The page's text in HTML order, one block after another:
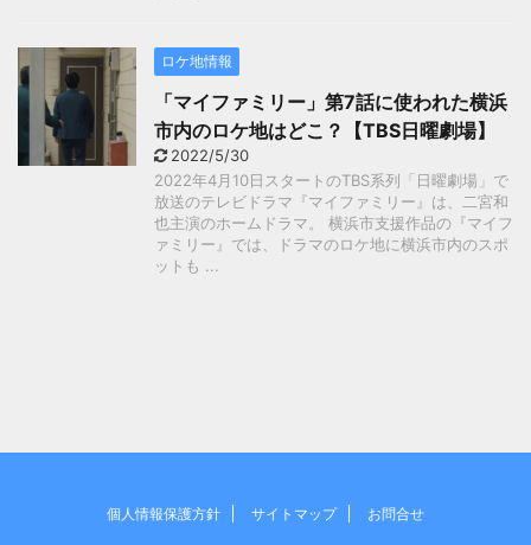
ロケ地情報
「マイファミリー」第7話に使われた横浜
市内のロケ地はどこ？【TBS日曜劇場】
2022/5/30
2022年4月10日スタートのTBS系列「日曜劇場」で
放送のテレビドラマ『マイファミリー』は、二宮和
也主演のホームドラマ。 横浜市支援作品の『マイフ
ァミリー』では、ドラマのロケ地に横浜市内のスポ
ットも ...
個人情報保護方針 サイトマップ お問合せ